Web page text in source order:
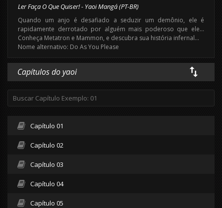
Ler Faça O Que Quiser! - Yaoi Mangá (PT-BR)
Quando um anjo é desafiado a seduzir um demônio, ele é
rapidamente derrotado por alguém mais poderoso que ele…
Conheça Metatron e Mammon, e descubra sua história infernal…
Nome alternativo: Do As You Please
Capítulos do yaoi
Capítulo 01
Capítulo 02
Capítulo 03
Capítulo 04
Capítulo 05